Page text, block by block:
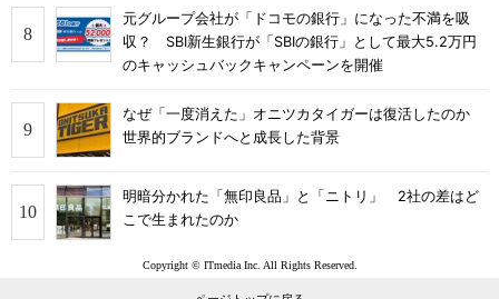
元グループ会社が「ドコモの銀行」になった不満を吸
収？ SBI新生銀行が「SBIの銀行」として最大5.2万円
のキャッシュバックキャンペーンを開催
なぜ「一度消えた」オニツカタイガーは復活したのか
世界的ブランドへと成長した背景
明暗分かれた「無印良品」と「ニトリ」 2社の差はど
こで生まれたのか
Copyright © ITmedia Inc. All Rights Reserved.